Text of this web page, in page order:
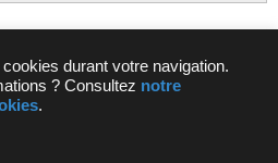
LIENS|PLAN DU SITE|NOUS
DES PERSONNES HANDICAPÉES
durant votre navigation.
? Consultez notre
.